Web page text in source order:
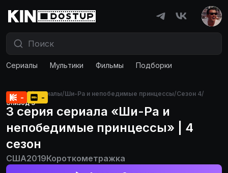
Сериалы Мультики Фильмы Подборки
Главная/Сериалы/Ши-Ра и непобедимые принцессы/Сезон 4/
Эпизод 3
- -
3 серия сериала «Ши-Ра и
непобедимые принцессы» | 4
сезон
США2019Короткометражка